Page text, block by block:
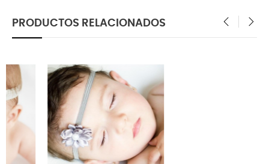
PRODUCTOS RELACIONADOS